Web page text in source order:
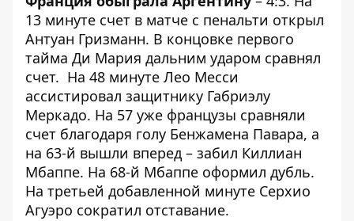
13 минуте счет в матче с пенальти открыл
Антуан Гризманн. В концовке первого
тайма Ди Мария дальним ударом сравнял
счет. На 48 минуте Лео Месси
ассистировал защитнику Габриэлу
Меркадо. На 57 уже французы сравняли
счет благодаря голу Бенжамена Павара, а
на 63-й вышли вперед – забил Киллиан
Мбаппе. На 68-й Мбаппе оформил дубль.
На третьей добавленной минуте Серхио
Агуэро сократил отставание.